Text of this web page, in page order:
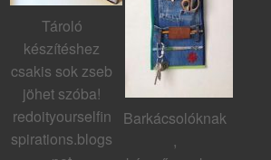
Tároló
készítéshez
csakis sok zseb
jöhet szóba!
redoityourselfin
spirations.blogs
Barkácsolóknak
,